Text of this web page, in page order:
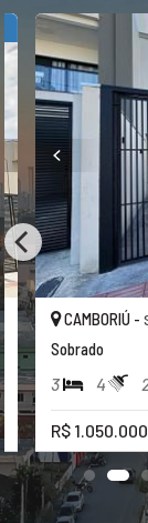
CAMBORIÚ -
Sobrado
3 4
R$